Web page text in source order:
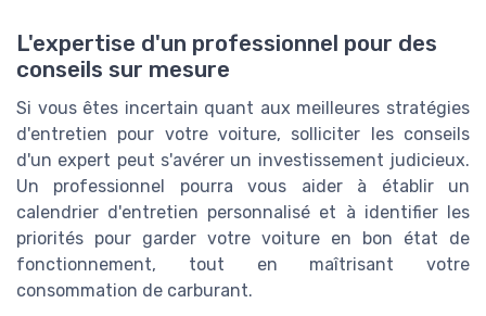
L'expertise d'un professionnel pour des
conseils sur mesure
Si vous êtes incertain quant aux meilleures stratégies
d'entretien pour votre voiture, solliciter les conseils
d'un expert peut s'avérer un investissement judicieux.
Un professionnel pourra vous aider à établir un
calendrier d'entretien personnalisé et à identifier les
priorités pour garder votre voiture en bon état de
fonctionnement, tout en maîtrisant votre
consommation de carburant.